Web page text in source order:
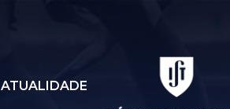
ATUALIDADE